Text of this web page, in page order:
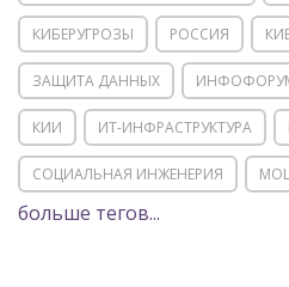
КИБЕРУГРОЗЫ РОССИЯ
ЗАЩИТА ДАННЫХ
КИИ ИТ-ИНФРАСТРУКТУРА
СОЦИАЛЬНАЯ ИНЖЕНЕРИЯ
POSITIVE TECHNOLOGIES
больше тегов...